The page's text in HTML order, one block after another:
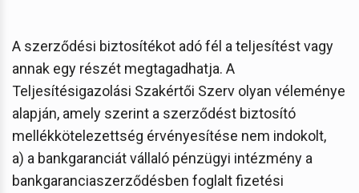
A szerződési biztosítékot adó fél a teljesítést vagy
annak egy részét megtagadhatja. A
Teljesítésigazolási Szakértői Szerv olyan véleménye
alapján, amely szerint a szerződést biztosító
mellékkötelezettség érvényesítése nem indokolt,
a) a bankgaranciát vállaló pénzügyi intézmény a
bankgaranciaszerződésben foglalt fizetési